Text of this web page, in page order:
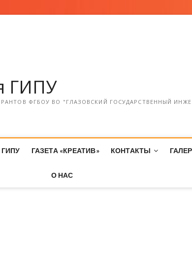
ГИПУ
ФГБОУ ВО "ГЛАЗОВСКИЙ ГОСУДАРСТВЕННЫЙ
ГАЗЕТА «КРЕАТИВ» КОНТАКТЫ
О НАС